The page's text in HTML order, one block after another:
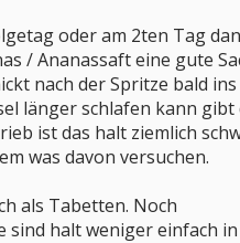
oder am 2ten Tag
/ Ananassaft eine gute
nach der Spritze bald ins
länger schlafen kann gibt
ist das halt ziemlich
was davon versuchen.
als Tabetten. Noch
sind halt weniger einfach